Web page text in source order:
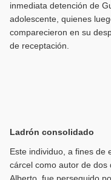
inmediata detención de
adolescente, quienes
comparecieron en su
de receptación.
Ladrón consolidado
Este individuo, a fines de
cárcel como autor de